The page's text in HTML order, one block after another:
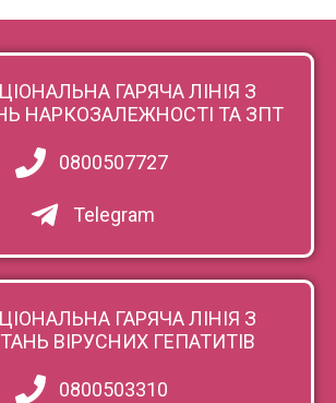
ГАРЯЧА ЛІНІЯ З
НАРКОЗАЛЕЖНОСТІ ТА ЗПТ
0800507727
Telegram
ГАРЯЧА ЛІНІЯ З
ВІРУСНИХ ГЕПАТИТІВ
0800503310